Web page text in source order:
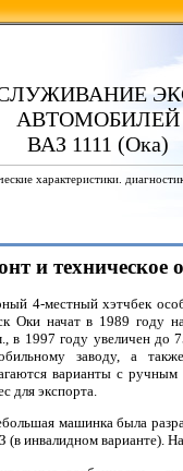
АВТОМОБИЛЕЙ
ВАЗ 1111 (Ока)
характеристики.
и
4-местный хэтчбек
Оки начат в 1989 году
в 1997 году увеличен до
заводу, а
варианты с ручным
для экспорта.
машинка была
(в инвалидном варианте).